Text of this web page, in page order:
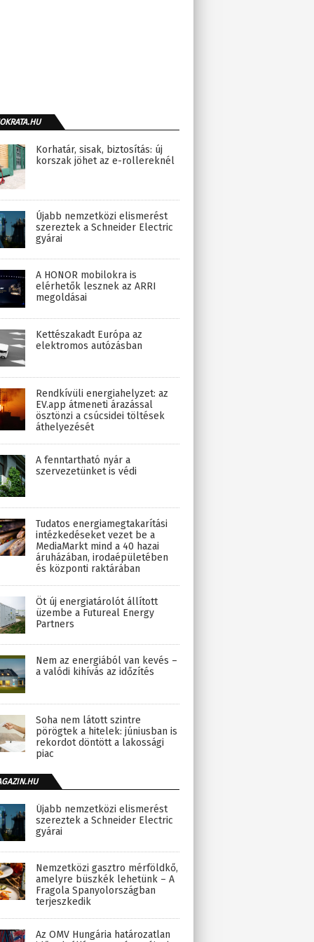
Korhatár, sisak, biztosítás: új
korszak jöhet az e-rollereknél
Újabb nemzetközi elismerést
szereztek a Schneider Electric
gyárai
A HONOR mobilokra is
elérhetők lesznek az ARRI
megoldásai
Kettészakadt Európa az
elektromos autózásban
Rendkívüli energiahelyzet: az
EV.app átmeneti árazással
ösztönzi a csúcsidei töltések
áthelyezését
A fenntartható nyár a
szervezetünket is védi
Tudatos energiamegtakarítási
intézkedéseket vezet be a
MediaMarkt mind a 40 hazai
áruházában, irodaépületében
és központi raktárában
Öt új energiatárolót állított
üzembe a Futureal Energy
Partners
Nem az energiából van kevés –
a valódi kihívás az időzítés
Soha nem látott szintre
pörögtek a hitelek: júniusban is
rekordot döntött a lakossági
piac
Újabb nemzetközi elismerést
szereztek a Schneider Electric
gyárai
Nemzetközi gasztro mérföldkő,
amelyre büszkék lehetünk – A
Fragola Spanyolországban
terjeszkedik
Az OMV Hungária határozatlan